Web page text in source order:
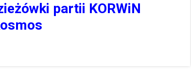
partii KORWiN